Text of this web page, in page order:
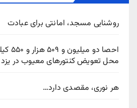
روشنایی مسجد، امانتی برای عبادت
احصا
محل تعویض کنتورهای معیوب در یزد
هر نوری، مقصدی دارد…